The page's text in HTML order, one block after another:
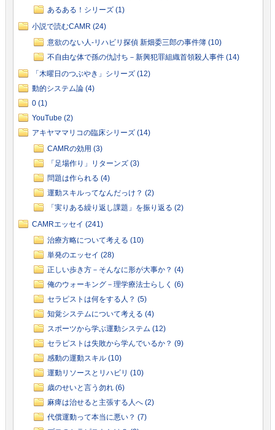
あるある！シリーズ (1)
小説で読むCAMR (24)
意欲のない人-リハビリ探偵 新畑委三郎の事件簿 (10)
不自由な体で孫の仇討ち－新興犯罪組織首領殺人事件 (14)
「木曜日のつぶやき」シリーズ (12)
動的システム論 (4)
0 (1)
YouTube (2)
アキヤママリコの臨床シリーズ (14)
CAMRの効用 (3)
「足場作り」リターンズ (3)
問題は作られる (4)
運動スキルってなんだっけ？ (2)
「実りある繰り返し課題」を振り返る (2)
CAMRエッセイ (241)
治療方略について考える (10)
単発のエッセイ (28)
正しい歩き方－そんなに形が大事か？ (4)
俺のウォーキング－理学療法士らしく (6)
セラピストは何をする人？ (5)
知覚システムについて考える (4)
スポーツから学ぶ運動システム (12)
セラピストは失敗から学んでいるか？ (9)
感動の運動スキル (10)
運動リソースとリハビリ (10)
歳のせいと言う勿れ (6)
麻痺は治せると主張する人へ (2)
代償運動って本当に悪い？ (7)